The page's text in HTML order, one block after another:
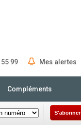
99 Mes alertes
Compléments
S'abonner